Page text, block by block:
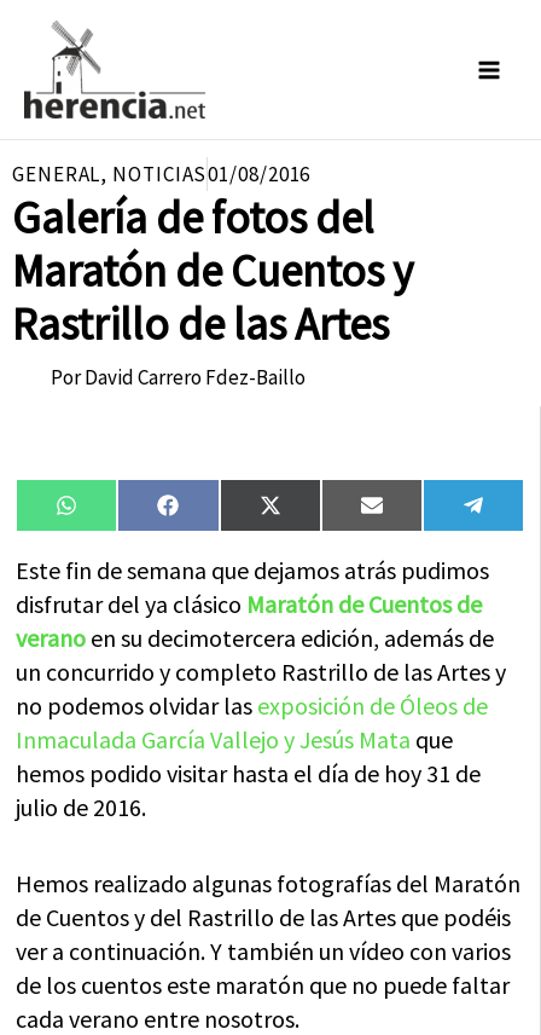
contenido
GENERAL, NOTICIAS01/08/2016
Galería de fotos del
Maratón de Cuentos y
Rastrillo de las Artes
PorDavid Carrero Fdez-Baillo
Compartir
en
WhatsAppCompartir
en
FacebookCompartir
en
X
(Twitter)
Compartir
en
Email
en
Este fin de semana que dejamos atrás pudimos
disfrutar del ya clásico Maratón de Cuentos de
verano en su decimotercera edición, además de
un concurrido y completo Rastrillo de las Artes y
no podemos olvidar las exposición de Óleos de
Inmaculada García Vallejo y Jesús Mata que
hemos podido visitar hasta el día de hoy 31 de
julio de 2016.
Hemos realizado algunas fotografías del Maratón
de Cuentos y del Rastrillo de las Artes que podéis
ver a continuación. Y también un vídeo con varios
de los cuentos este maratón que no puede faltar
cada verano entre nosotros.